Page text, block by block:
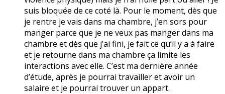
suis bloquée de ce coté là. Pour le moment, dès que
je rentre je vais dans ma chambre, j’en sors pour
manger parce que je ne veux pas manger dans ma
chambre et dès que j’ai fini, je fait ce qu’il y a à faire
et je retourne dans ma chambre ça limite les
interactions avec elle. C’est ma dernière année
d’étude, après je pourrai travailler et avoir un
salaire et je pourrai trouver un appart.